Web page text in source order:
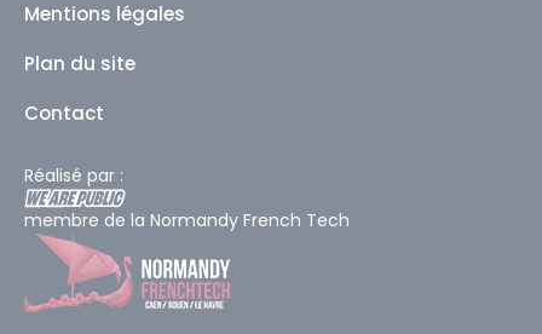
Mentions légales
Plan du site
Contact
Réalisé par :
membre de la Normandy French Tech